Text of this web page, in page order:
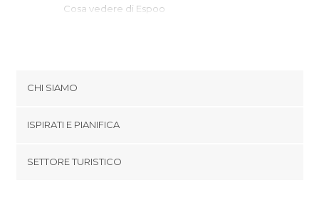
Cosa vedere di Espoo
Cosa vedere di Savonlinna
Cosa vedere di Rovaniemi
CHI SIAMO
Termini e Condizioni
ISPIRATI E PIANIFICA
SETTORE TURISTICO